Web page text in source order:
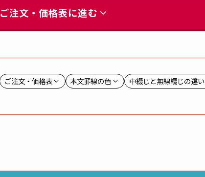
ご注文・価格表に進む
ご注文・価格表 本文罫線の色
中綴じと無線綴じの違い